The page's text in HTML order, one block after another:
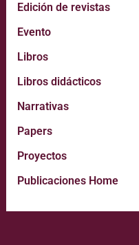
Edición de revistas
Evento
Libros
Libros didácticos
Narrativas
Papers
Proyectos
Publicaciones Home